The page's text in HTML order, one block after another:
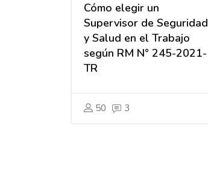
Cómo elegir un
Supervisor de Seguridad
y Salud en el Trabajo
según RM N° 245-2021-
TR
50 3